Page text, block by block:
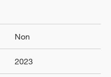
Non
2023